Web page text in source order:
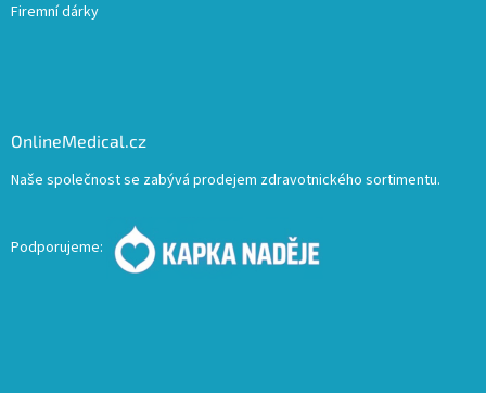
Firemní dárky
OnlineMedical.cz
Naše společnost se zabývá prodejem zdravotnického sortimentu.
Podporujeme: